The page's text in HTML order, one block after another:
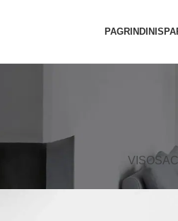
PAGRINDINIS
VISOS